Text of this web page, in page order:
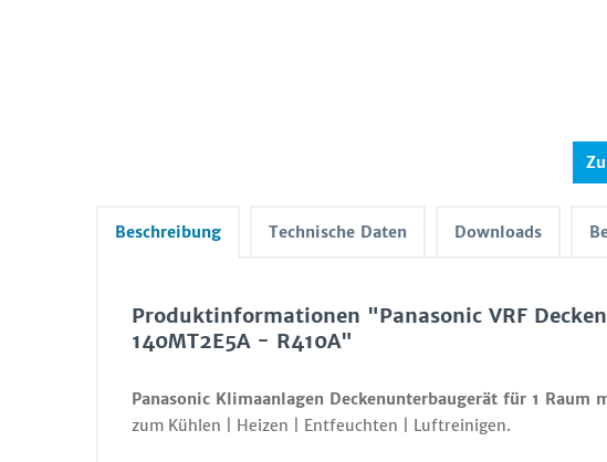
Beschreibung Technische Daten Downloads
Produktinformationen "Panasonic VRF
140MT2E5A - R410A"
Panasonic Klimaanlagen Deckenunterbaugerät für 1 Raum
zum Kühlen | Heizen | Entfeuchten | Luftreinigen.